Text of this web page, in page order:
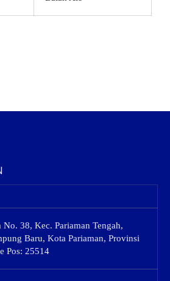
38, Kec. Pariaman Tengah,
Baru, Kota Pariaman, Provinsi
Pos: 25514